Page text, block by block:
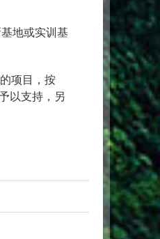
地或实训基
项目，按
以支持，另